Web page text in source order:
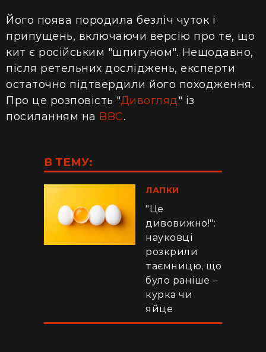
Його поява породила безліч чуток і
припущень, включаючи версію про те, що
кит є російським "шпигуном". Нещодавно,
після ретельних досліджень, експерти
остаточно підтвердили його походження.
Про це розповість "Дивогляд" із
посиланням на BBC.
В ТЕМУ:
ЛАПКИ
"Це
дивовижно!":
науковці
розкрили
таємницю, що
було раніше –
курка чи
яйце